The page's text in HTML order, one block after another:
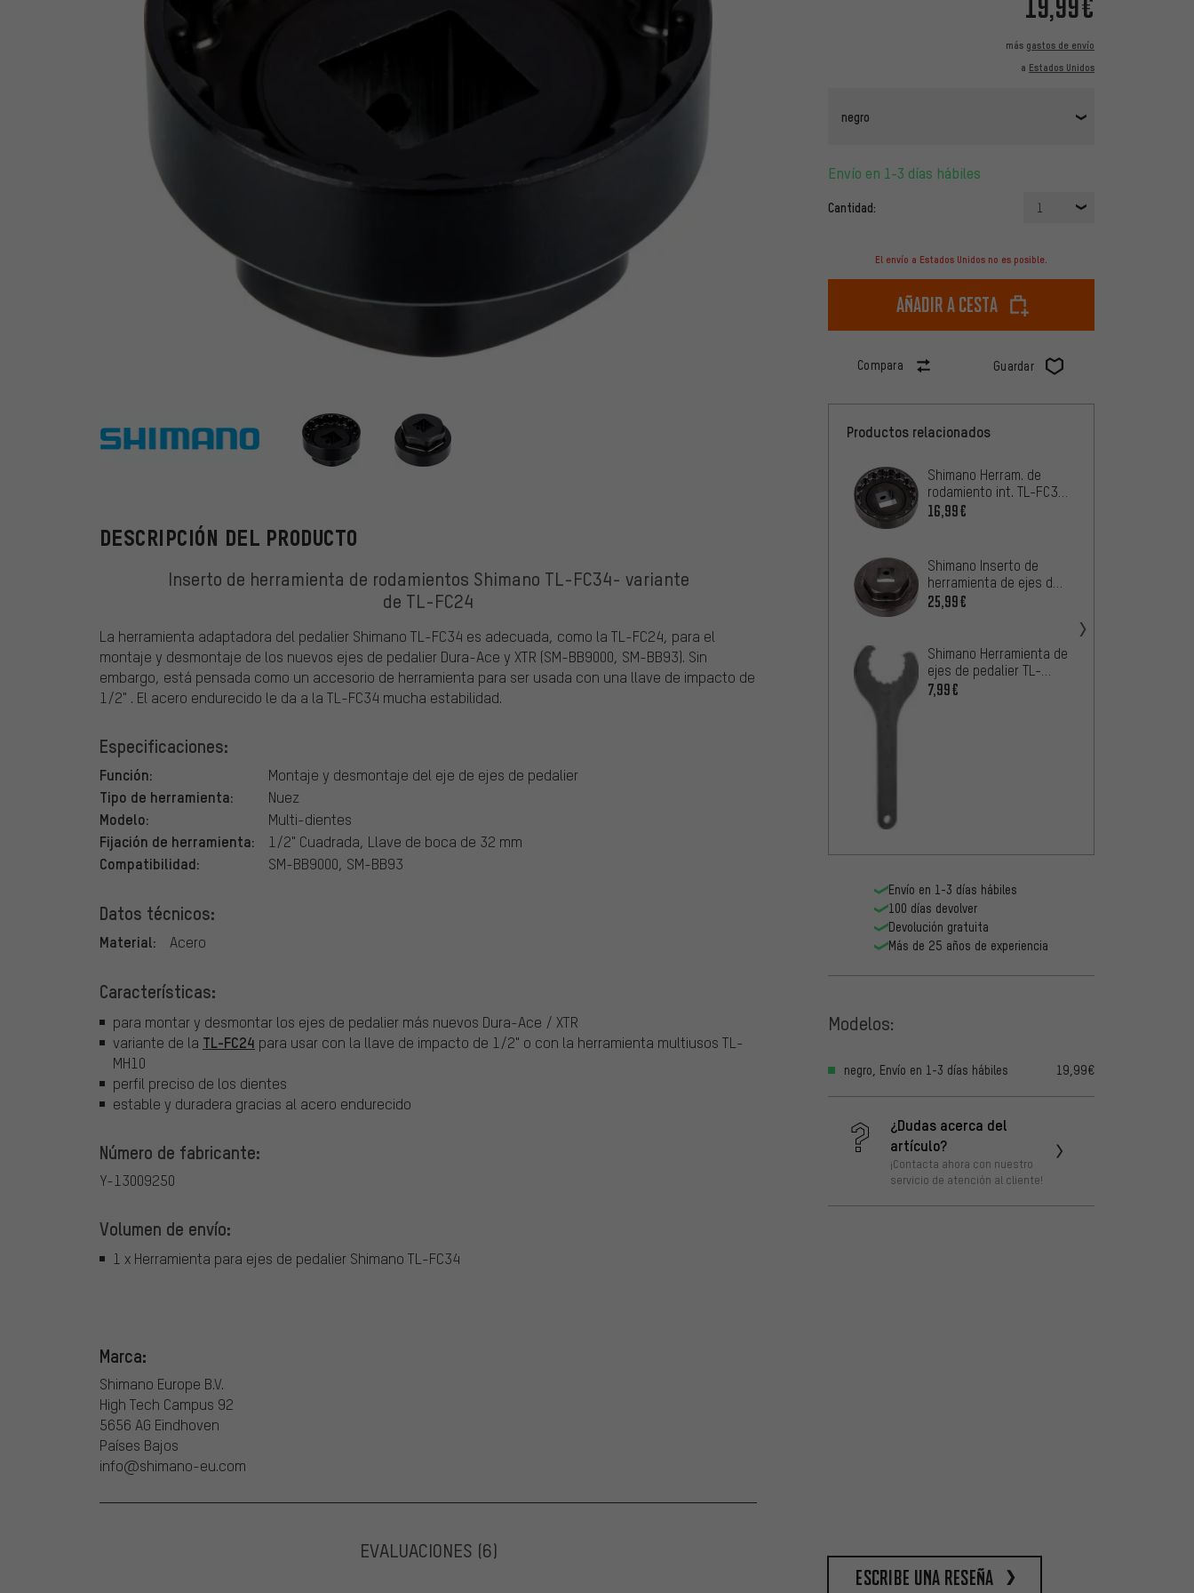
más gastos de envío
a Estados Unidos
negro
Envío en 1-3 días hábiles
Cantidad: 1
El envío a Estados Unidos no es posible.
Añadir a cesta
Compara Guardar
Shimano
DESCRIPCIÓN DEL PRODUCTO
Inserto de herramienta de rodamientos Shimano TL-FC34- variante
de TL-FC24
La herramienta adaptadora del pedalier Shimano TL-FC34 es adecuada, como la TL-FC24, para el
montaje y desmontaje de los nuevos ejes de pedalier Dura-Ace y XTR (SM-BB9000, SM-BB93). Sin
embargo, está pensada como un accesorio de herramienta para ser usada con una llave de impacto de
1/2" . El acero endurecido le da a la TL-FC34 mucha estabilidad.
Especificaciones:
Función: Montaje y desmontaje del eje de ejes de pedalier
Tipo de herramienta: Nuez
Modelo: Multi-dientes
Fijación de herramienta: 1/2" Cuadrada, Llave de boca de 32 mm
Compatibilidad: SM-BB9000, SM-BB93
Datos técnicos:
Material: Acero
Características:
para montar y desmontar los ejes de pedalier más nuevos Dura-Ace / XTR
variante de la TL-FC24 para usar con la llave de impacto de 1/2" o con la herramienta multiusos TL-
MH10
perfil preciso de los dientes
estable y duradera gracias al acero endurecido
Número de fabricante:
Y-13009250
Volumen de envío:
1 x Herramienta para ejes de pedalier Shimano TL-FC34
Marca:
Shimano Europe B.V.
High Tech Campus 92
5656 AG Eindhoven
Países Bajos
info@shimano-eu.com
Productos relacionados
Shimano Herram. de
rodamiento int. TL-FC37
Hollowtech II SM-BBR60
16,99€
Shimano Inserto de
herramienta de ejes de
pedalier TL-FC33
25,99€
Shimano Herramienta de
ejes de pedalier TL-
FC32 Hollowtech II
7,99€
Envío en 1-3 días hábiles
100 días devolver
Devolución gratuita
Más de 25 años de experiencia
Modelos:
negro, Envío en 1-3 días hábiles 19,99€
¿Dudas acerca del
artículo?
¡Contacta ahora con nuestro
servicio de atención al cliente!
EVALUACIONES (6)
escribe una reseña